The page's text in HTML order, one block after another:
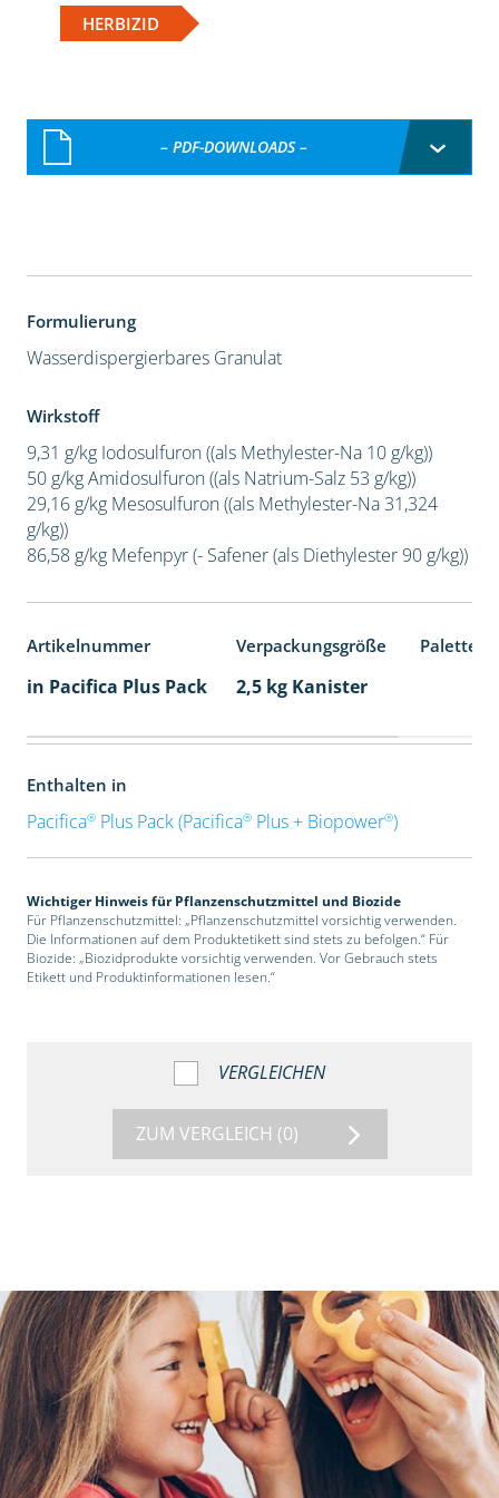
HERBIZID
– PDF-DOWNLOADS –
Formulierung
Wasserdispergierbares Granulat
Wirkstoff
9,31 g/kg Iodosulfuron ((als Methylester-Na 10 g/kg))
50 g/kg Amidosulfuron ((als Natrium-Salz 53 g/kg))
29,16 g/kg Mesosulfuron ((als Methylester-Na 31,324
g/kg))
86,58 g/kg Mefenpyr (- Safener (als Diethylester 90 g/kg))
Artikelnummer Verpackungsgröße
in Pacifica Plus Pack 2,5 kg Kanister
Enthalten in
Pacifica®Plus Pack (Pacifica®Plus + Biopower®)
Wichtiger Hinweis für Pflanzenschutzmittel und Biozide
Für Pflanzenschutzmittel: „Pflanzenschutzmittel vorsichtig verwenden.
Die Informationen auf dem Produktetikett sind stets zu befolgen.“ Für
Biozide: „Biozidprodukte vorsichtig verwenden. Vor Gebrauch stets
Etikett und Produktinformationen lesen.“
VERGLEICHEN
ZUM VERGLEICH (0)